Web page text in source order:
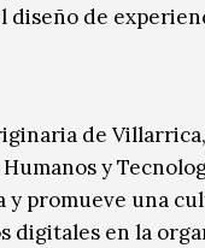
de
de
y
promueve una
digitales en la